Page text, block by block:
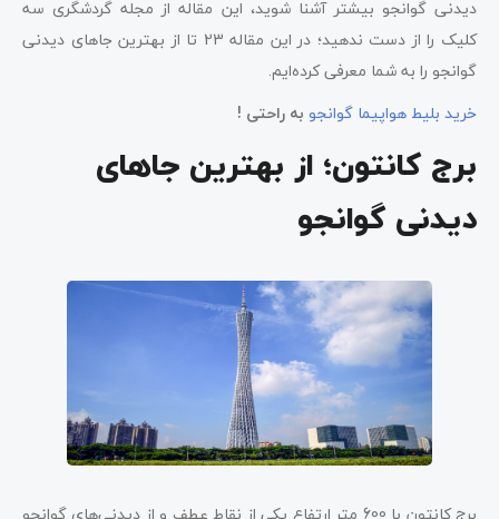
دیدنی گوانجو بیشتر آشنا شوید، این مقاله از مجله گردشگری سه
کلیک را از دست ندهید؛ در این مقاله 23 تا از بهترین جاهای دیدنی
گوانجو را به شما معرفی کرده‌ایم.
خرید بلیط هواپیما گوانجو به راحتی !
برج کانتون؛ از بهترین جاهای
دیدنی گوانجو